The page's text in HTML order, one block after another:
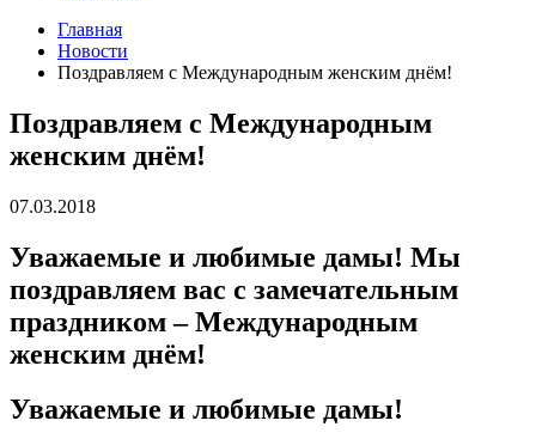
Главная
Новости
Поздравляем с Международным женским днём!
Поздравляем с Международным
женским днём!
07.03.2018
Уважаемые и любимые дамы! Мы
поздравляем вас с замечательным
праздником – Международным
женским днём!
Уважаемые и любимые дамы!